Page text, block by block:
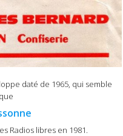
daté de 1965, qui semble
Radios libres en 1981.